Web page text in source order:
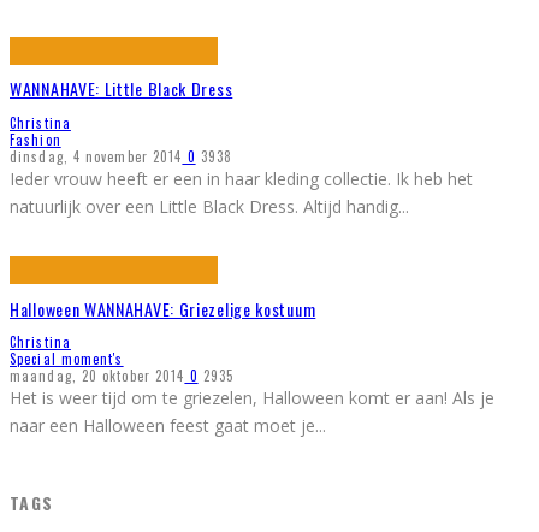
WANNAHAVE: Little Black Dress
Christina
Fashion
dinsdag, 4 november 2014 0 3938
Ieder vrouw heeft er een in haar kleding collectie. Ik heb het
natuurlijk over een Little Black Dress. Altijd handig...
Halloween WANNAHAVE: Griezelige kostuum
Christina
Special moment's
maandag, 20 oktober 2014 0 2935
Het is weer tijd om te griezelen, Halloween komt er aan! Als je
naar een Halloween feest gaat moet je...
TAGS